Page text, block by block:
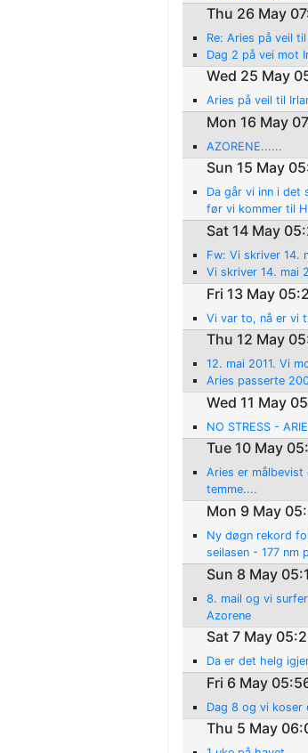
Thu 26 May
Re: Aries på veil til
Dag 2 på vei mot
Wed 25 May
Aries på veil til
Mon 16 May
AZORENE......
Sun 15 May
Da går vi inn i det
før vi kommer til
Sat 14 May
Fw: Vi skriver 14.
Vi skriver 14. mai
Fri 13 May
Vi var to, nå er vi
Thu 12 May
12. mai 2011. Vi
Aries passerte
Wed 11 May
NO STRESS -
Tue 10 May
Aries er
temme....
Mon 9 May
Ny døgn rekord
seilasen - 177 nm
Sun 8 May
8. mail og vi
Azorene
Sat 7 May
Da er det helg
Fri 6 May
Dag 8 og vi koser
Thu 5 May